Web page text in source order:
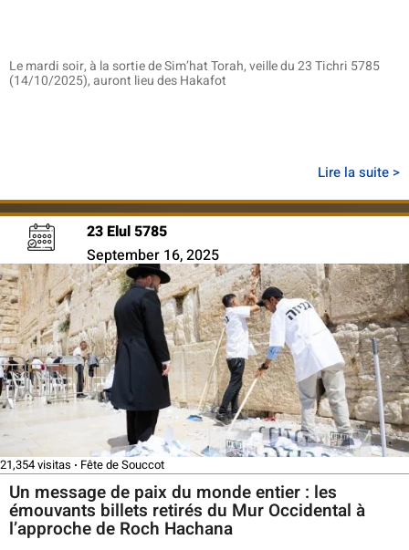
Le mardi soir, à la sortie de Sim’hat Torah, veille du 23 Tichri 5785
(14/10/2025), auront lieu des Hakafot
Lire la suite >
23 Elul 5785
September 16, 2025
21,354 visitas Fête de Souccot
Un message de paix du monde entier : les
émouvants billets retirés du Mur Occidental à
l’approche de Roch Hachana